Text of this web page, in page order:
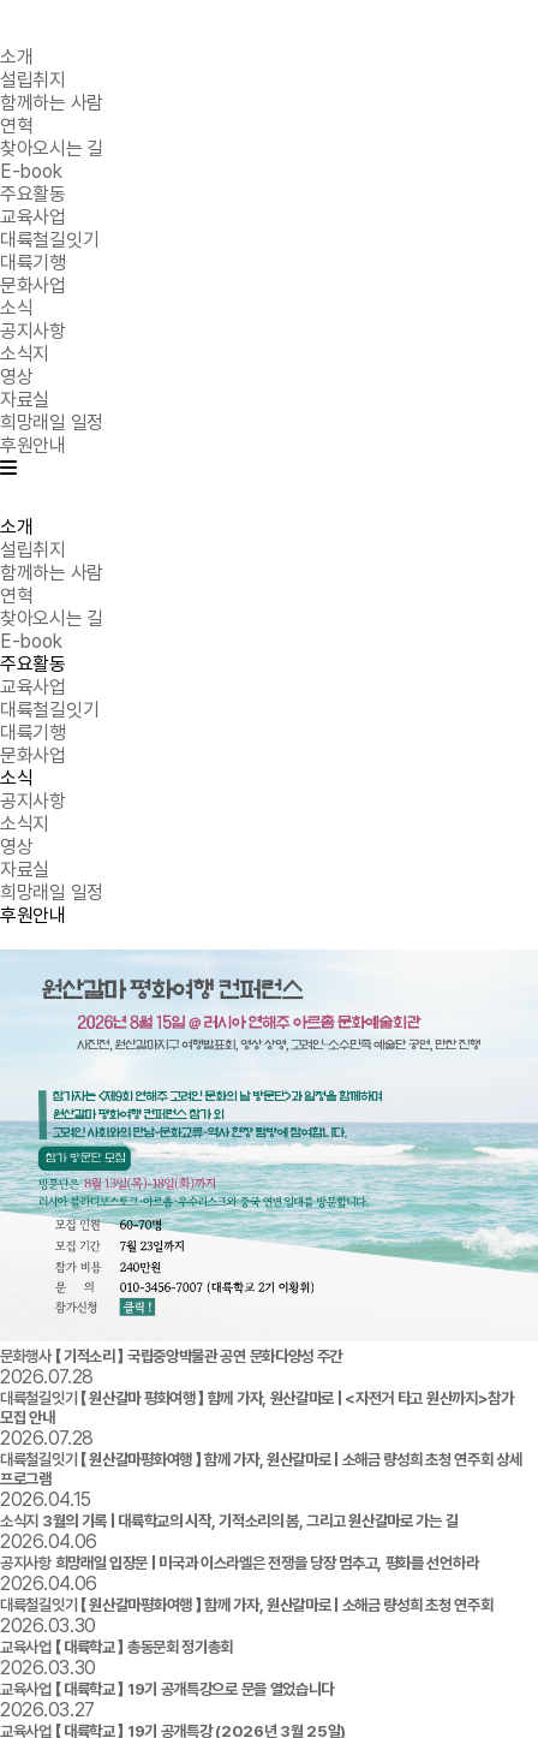
소개
설립취지
함께하는 사람
연혁
찾아오시는 길
E-book
주요활동
교육사업
대륙철길잇기
대륙기행
문화사업
소식
공지사항
소식지
영상
자료실
희망래일 일정
후원안내
소개
설립취지
함께하는 사람
연혁
찾아오시는 길
E-book
주요활동
교육사업
대륙철길잇기
대륙기행
문화사업
소식
공지사항
소식지
영상
자료실
희망래일 일정
후원안내
문화행사【 기적소리 】 국립중앙박물관 공연 문화다양성 주간
2026.07.28
대륙철길잇기 【 원산갈마 평화여행 】 함께 가자, 원산갈마로 | <자전거 타고 원산까지>참가
모집 안내
2026.07.28
대륙철길잇기 【 원산갈마평화여행 】 함께 가자, 원산갈마로 | 소해금 량성희 초청 연주회 상세
프로그램
2026.04.15
소식지 3월의 기록 | 대륙학교의 시작, 기적소리의 봄, 그리고 원산갈마로 가는 길
2026.04.06
공지사항희망래일 입장문 | 미국과 이스라엘은 전쟁을 당장 멈추고, 평화를 선언하라
2026.04.06
대륙철길잇기 【 원산갈마평화여행 】 함께 가자, 원산갈마로 | 소해금 량성희 초청 연주회
2026.03.30
교육사업【 대륙학교 】 총동문회 정기총회
2026.03.30
교육사업【 대륙학교 】 19기 공개특강으로 문을 열었습니다
2026.03.27
교육사업【 대륙학교 】 19기 공개특강 (2026년 3월 25일)